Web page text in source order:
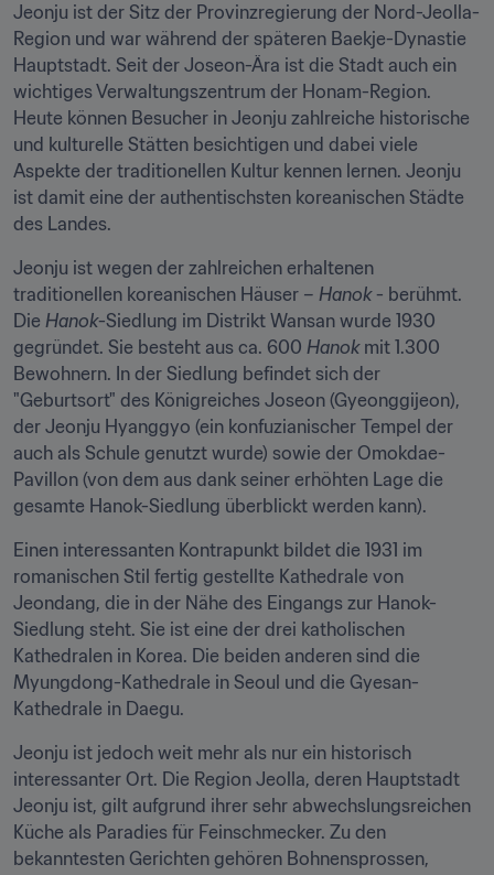
Jeonju ist der Sitz der Provinzregierung der Nord-Jeolla-
Region und war während der späteren Baekje-Dynastie
Hauptstadt. Seit der Joseon-Ära ist die Stadt auch ein
wichtiges Verwaltungszentrum der Honam-Region.
Heute können Besucher in Jeonju zahlreiche historische
und kulturelle Stätten besichtigen und dabei viele
Aspekte der traditionellen Kultur kennen lernen. Jeonju
ist damit eine der authentischsten koreanischen Städte
des Landes.
Jeonju ist wegen der zahlreichen erhaltenen
traditionellen koreanischen Häuser – Hanok - berühmt.
Die Hanok-Siedlung im Distrikt Wansan wurde 1930
gegründet. Sie besteht aus ca. 600 Hanok mit 1.300
Bewohnern. In der Siedlung befindet sich der
"Geburtsort" des Königreiches Joseon (Gyeonggijeon),
der Jeonju Hyanggyo (ein konfuzianischer Tempel der
auch als Schule genutzt wurde) sowie der Omokdae-
Pavillon (von dem aus dank seiner erhöhten Lage die
gesamte Hanok-Siedlung überblickt werden kann).
Einen interessanten Kontrapunkt bildet die 1931 im
romanischen Stil fertig gestellte Kathedrale von
Jeondang, die in der Nähe des Eingangs zur Hanok-
Siedlung steht. Sie ist eine der drei katholischen
Kathedralen in Korea. Die beiden anderen sind die
Myungdong-Kathedrale in Seoul und die Gyesan-
Kathedrale in Daegu.
Jeonju ist jedoch weit mehr als nur ein historisch
interessanter Ort. Die Region Jeolla, deren Hauptstadt
Jeonju ist, gilt aufgrund ihrer sehr abwechslungsreichen
Küche als Paradies für Feinschmecker. Zu den